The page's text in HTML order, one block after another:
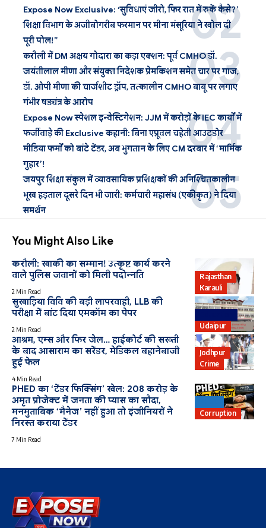
Expose Now Exclusive: ‘सुविधाएं जीरो, फिर रात में रुकें कैसे?’
शिक्षा विभाग के अजीबोगरीब फरमान पर मीना मंसूरिया ने खोल दी
पूरी पोल!”
करौली में DM अक्षय गोदारा का कड़ा एक्शन: पूर्व CMHO डॉ.
जयंतीलाल मीणा और संयुक्त निदेशक प्रेमकिशन समेत चार पर गाज,
डॉ. ओपी मीणा की चार्जशीट ड्रॉप, तत्कालीन CMHO बाबू पर लगाए
गंभीर षड्यंत्र के आरोप
Expose Now स्पेशल इन्वेस्टिगेशन: JJM में करोड़ों के IEC कार्यों में
फर्जीवाड़े की Exclusive कहानी: बिना एप्रूवल चहेती आउटडोर
मीडिया फर्मों को बांटे टेंडर, अब भुगतान के लिए CM दरबार में ‘मार्मिक
गुहार’!
जयपुर शिक्षा संकुल में व्यावसायिक प्रशिक्षकों की अनिश्चितकालीन
भूख हड़ताल दूसरे दिन भी जारी: कर्मचारी महासंघ (एकीकृत) ने दिया
समर्थन
You Might Also Like
Rajasthan
Karauli
करौली: खाकी का सम्मान! उत्कृष्ट कार्य करने
वाले पुलिस जवानों को मिली पदोन्नति
2 Min Read
Udaipur
सुखाड़िया विवि की बड़ी लापरवाही, LLB की
परीक्षा में बांट दिया एमकॉम का पेपर
2 Min Read
Jodhpur
Crime
आश्रम, एम्स और फिर जेल… हाईकोर्ट की सख्ती
के बाद आसाराम का सरेंडर, मेडिकल बहानेबाजी
हुई फेल
4 Min Read
Corruption
PHED का ‘टेंडर फिक्सिंग’ खेल: 208 करोड़ के
अमृत प्रोजेक्ट में जनता की प्यास का सौदा,
मनमुताबिक ‘मैनेज’ नहीं हुआ तो इंजीनियरों ने
निरस्त कराया टेंडर
7 Min Read